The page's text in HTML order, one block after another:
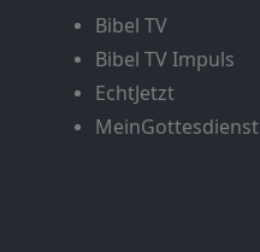
Bibel TV
Bibel TV Impuls
EchtJetzt
MeinGottesdienst